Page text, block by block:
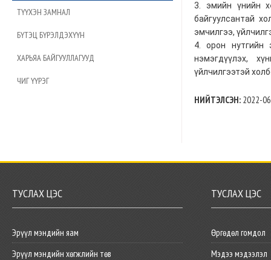
ТҮҮХЭН ЗАМНАЛ
БҮТЭЦ БҮРЭЛДЭХҮҮН
ХАРЬЯА БАЙГУУЛЛАГУУД
ЧИГ ҮҮРЭГ
3. эмийн үнийн
байгуулсантай
эмчилгээ,
4. орон нутгийн
нэмэгдүүлэх,
үйлчилгээтэй
НИЙТЭЛСЭН: 2022-
ТУСЛАХ ЦЭС
Эрүүл мэндийн яам
Эрүүл мэндийн хөгжлийн төв
ТУСЛАХ ЦЭС
Өргөдөл гомдол
Мэдээ мэдээлэл